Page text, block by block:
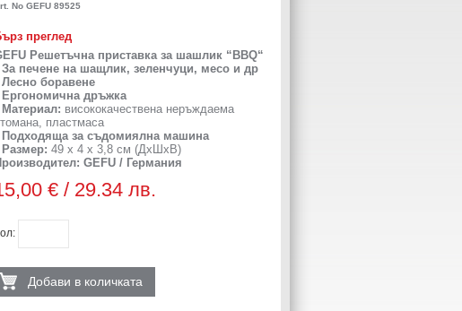
No GEFU 89525
преглед
Решетъчна приставка за шашлик “BBQ“
За печене на шащлик, зеленчуци, месо и др
Лесно боравене
Ергономична дръжка
Материал: висококачествена неръждаема
пластмаса
Подходяща за съдомиялна машина
Размер: 49 х 4 х 3,8 см (ДхШхВ)
GEFU / Германия
€ / 29.34 лв.
Добави в количката